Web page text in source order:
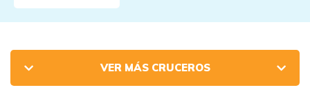
VER MÁS CRUCEROS